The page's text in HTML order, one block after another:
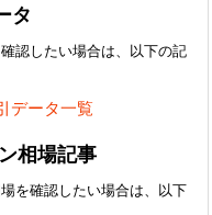
タ
認したい場合は、以下の記
データ一覧
相場記事
を確認したい場合は、以下